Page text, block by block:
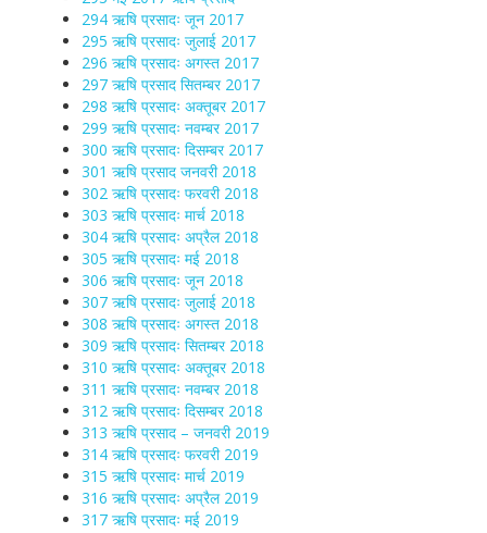
294 ऋषि प्रसादः जून 2017
295 ऋषि प्रसादः जुलाई 2017
296 ऋषि प्रसादः अगस्त 2017
297 ऋषि प्रसाद सितम्बर 2017
298 ऋषि प्रसादः अक्तूबर 2017
299 ऋषि प्रसादः नवम्बर 2017
300 ऋषि प्रसादः दिसम्बर 2017
301 ऋषि प्रसाद जनवरी 2018
302 ऋषि प्रसादः फरवरी 2018
303 ऋषि प्रसादः मार्च 2018
304 ऋषि प्रसादः अप्रैल 2018
305 ऋषि प्रसादः मई 2018
306 ऋषि प्रसादः जून 2018
307 ऋषि प्रसादः जुलाई 2018
308 ऋषि प्रसादः अगस्त 2018
309 ऋषि प्रसादः सितम्बर 2018
310 ऋषि प्रसादः अक्तूबर 2018
311 ऋषि प्रसादः नवम्बर 2018
312 ऋषि प्रसादः दिसम्बर 2018
313 ऋषि प्रसाद – जनवरी 2019
314 ऋषि प्रसादः फरवरी 2019
315 ऋषि प्रसादः मार्च 2019
316 ऋषि प्रसादः अप्रैल 2019
317 ऋषि प्रसादः मई 2019